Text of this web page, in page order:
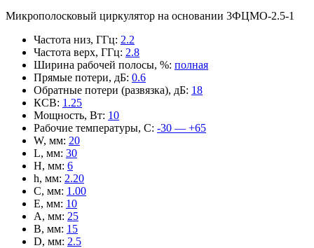
Микрополосковый циркулятор на основании 3ФЦМО-2.5-1
Частота низ, ГГц: 2.2
Частота верх, ГГц: 2.8
Ширина рабочей полосы, %: полная
Прямые потери, дБ: 0.6
Обратные потери (развязка), дБ: 18
КСВ: 1.25
Мощность, Вт: 10
Рабочие температуры, С: -30 — +65
W, мм: 20
L, мм: 30
H, мм: 6
h, мм: 2.20
C, мм: 1.00
E, мм: 10
A, мм: 25
B, мм: 15
D, мм: 2.5